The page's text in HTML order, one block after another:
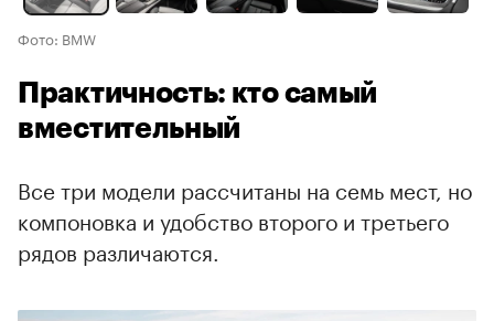
Фото: BMW
Практичность: кто самый
вместительный
Все три модели рассчитаны на семь мест, но
компоновка и удобство второго и третьего
рядов различаются.